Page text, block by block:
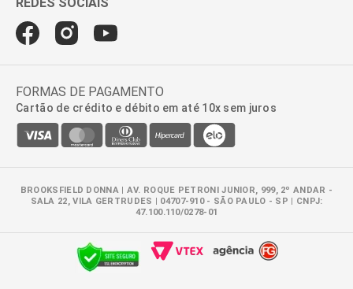
FORMAS DE PAGAMENTO
Cartão de crédito e débito em até 10x sem juros
BROOKSFIELD DONNA | AV. ROQUE PETRONI JUNIOR, 999, 2º ANDAR -
SALA 22, VILA GERTRUDES | 04707-910 - SÃO PAULO - SP | CNPJ:
47.100.110/0278-01